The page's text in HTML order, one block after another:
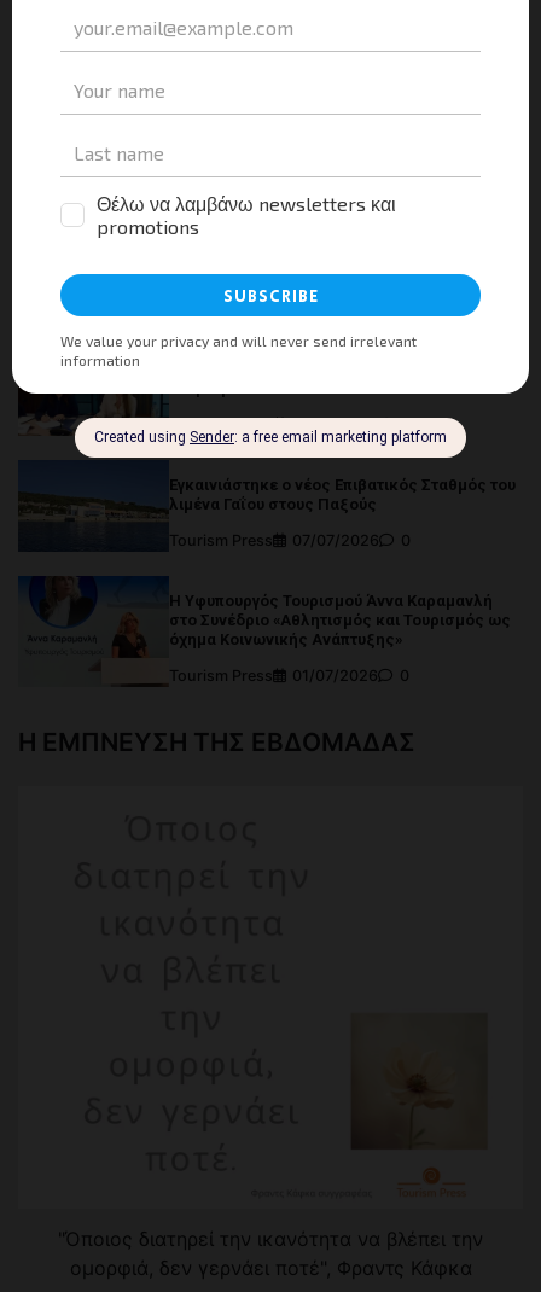
Facebook
Instagram
LinkedIn
Twitter
YouTube
Πρόσφατα Νέα
όραμα του ΙΤΕΠ για την επόμενη ημέρα
Εγκαινιάστηκε ο νέος Επιβατικός Σταθμός του
λιμένα Γαΐου στους Παξούς
Tourism Press
07/07/2026 0
Η Υφυπουργός Τουρισμού Άννα Καραμανλή
στο Συνέδριο «Αθλητισμός και Τουρισμός ως
όχημα Κοινωνικής Ανάπτυξης»
Tourism Press
01/07/2026 0
Η ΕΜΠΝΕΥΣΗ ΤΗΣ ΕΒΔΟΜΑΔΑΣ
"Όποιος διατηρεί την ικανότητα να βλέπει την
ομορφιά, δεν γερνάει ποτέ", Φραντς Κάφκα